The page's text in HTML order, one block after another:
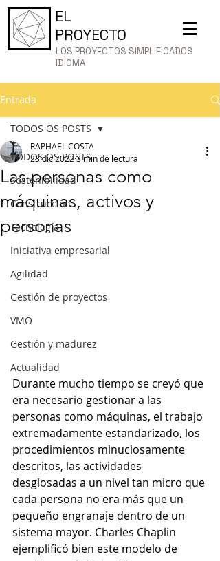
EL
PROYECTO
LOS PROYECTOS SIMPLIFICADOS
IDIOMA
Entrada
TODOS OS POSTS
Sostenibilidad
Construcción
Tecnología
Iniciativa empresarial
Agilidad
Gestión de proyectos
VMO
Gestión y madurez
Actualidad
TODOS OS POSTS
Las personas como
máquinas, activos y
personas
RAPHAEL COSTA
23 dic 20223 min de lectura
Durante mucho tiempo se creyó que
era necesario gestionar a las
personas como máquinas, el trabajo
extremadamente estandarizado, los
procedimientos minuciosamente
descritos, las actividades
desglosadas a un nivel tan micro que
cada persona no era más que un
pequeño engranaje dentro de un
sistema mayor. Charles Chaplin
ejemplificó bien este modelo de